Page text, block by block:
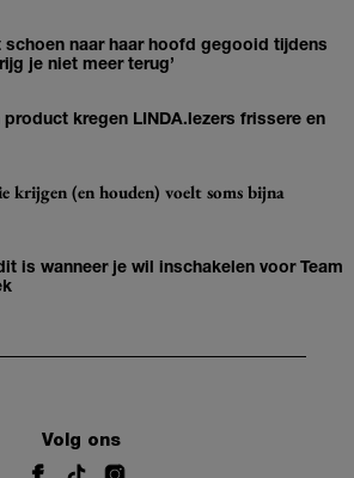
naar haar hoofd gegooid tijdens
je niet meer terug’
kregen LINDA.lezers frissere en
krijgen (en houden) voelt soms bijna
is wanneer je wil inschakelen voor Team
Volg ons